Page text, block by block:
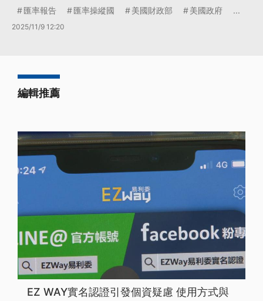
匯率報告 匯率操縱國 美國財政部 美國政府 ...
2025/11/9 12:20
編輯推薦
EZ WAY實名認證引發個資疑慮 使用方式與